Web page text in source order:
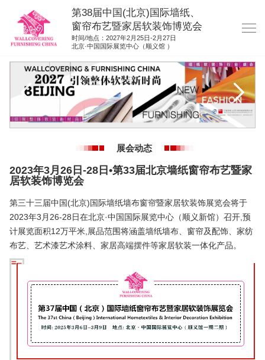
第38届中国(北京)国际墙纸、
窗帘布艺暨家居软装饰博览会
时间/地点：2027年2月25日-2月27日
北京·中国国际展览中心（顺义馆 ）
网站首页
展商服务
展位申请
集团展会
参展联络
展会动态
2023年3月26日-28日•第33届北京墙纸窗帘布艺暨家
居软装饰博览会
第三十三届中国(北京)国际墙纸墙布窗帘暨家居软装饰展览会将于
2023年3月26-28日在北京·中国国际展览中心（顺义新馆）召开,预
计展览面积12万平米,展品范围将涵盖墙纸墙布、窗帘及配饰、家纺
布艺、艺术漆艺术涂料、家居高端摆件等家居软装一体化产品。